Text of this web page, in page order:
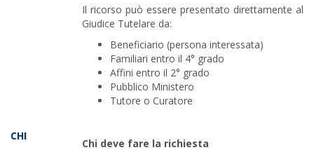
CHI
Il ricorso può essere presentato direttamente al
Giudice Tutelare da:
Beneficiario (persona interessata)
Familiari entro il 4° grado
Affini entro il 2° grado
Pubblico Ministero
Tutore o Curatore
Chi deve fare la richiesta